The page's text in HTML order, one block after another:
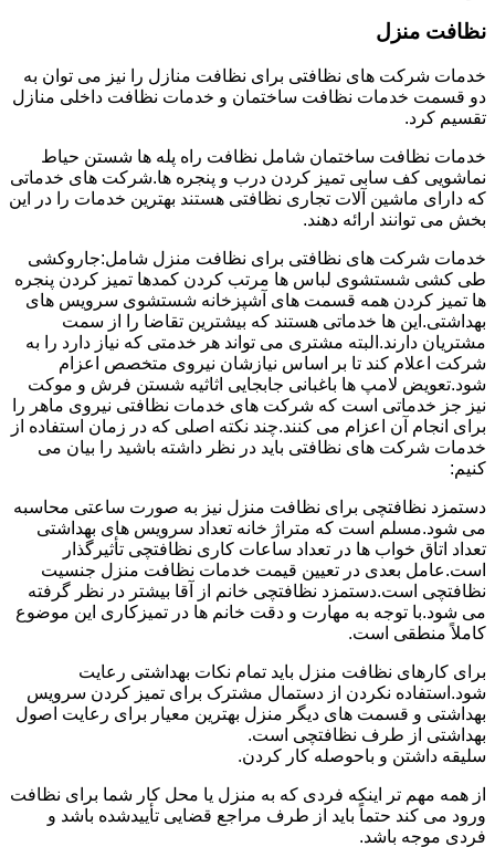
نظافت منزل
خدمات شرکت های نظافتی برای نظافت منازل را نیز می توان به
دو قسمت خدمات نظافت ساختمان و خدمات نظافت داخلی منازل
تقسیم کرد.
خدمات نظافت ساختمان شامل نظافت راه پله ها شستن حیاط
نماشویی کف سابی تمیز کردن درب و پنجره ها.شرکت های خدماتی
که دارای ماشین آلات تجاری نظافتی هستند بهترین خدمات را در این
بخش می توانند ارائه دهند.
خدمات شرکت های نظافتی برای نظافت منزل شامل:جاروکشی
طی کشی شستشوی لباس ها مرتب کردن کمدها تمیز کردن پنجره
ها تمیز کردن همه قسمت های آشپزخانه شستشوی سرویس های
بهداشتی.این ها خدماتی هستند که بیشترین تقاضا را از سمت
مشتریان دارند.البته مشتری می تواند هر خدمتی که نیاز دارد را به
شرکت اعلام کند تا بر اساس نیازشان نیروی متخصص اعزام
شود.تعویض لامپ ها باغبانی جابجایی اثاثیه شستن فرش و موکت
نیز جز خدماتی است که شرکت های خدمات نظافتی نیروی ماهر را
برای انجام آن اعزام می کنند.چند نکته اصلی که در زمان استفاده از
خدمات شرکت های نظافتی باید در نظر داشته باشید را بیان می
کنیم:
دستمزد نظافتچی برای نظافت منزل نیز به صورت ساعتی محاسبه
می شود.مسلم است که متراژ خانه تعداد سرویس های بهداشتی
تعداد اتاق خواب ها در تعداد ساعات کاری نظافتچی تأثیرگذار
است.عامل بعدی در تعیین قیمت خدمات نظافت منزل جنسیت
نظافتچی است.دستمزد نظافتچی خانم از آقا بیشتر در نظر گرفته
می شود.با توجه به مهارت و دقت خانم ها در تمیزکاری این موضوع
کاملاً منطقی است.
برای کارهای نظافت منزل باید تمام نکات بهداشتی رعایت
شود.استفاده نکردن از دستمال مشترک برای تمیز کردن سرویس
بهداشتی و قسمت های دیگر منزل بهترین معیار برای رعایت اصول
بهداشتی از طرف نظافتچی است.
سلیقه داشتن و باحوصله کار کردن.
از همه مهم تر اینکه فردی که به منزل یا محل کار شما برای نظافت
ورود می کند حتماً باید از طرف مراجع قضایی تأییدشده باشد و
فردی موجه باشد.